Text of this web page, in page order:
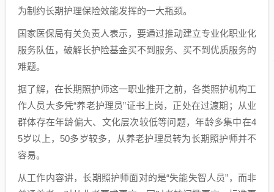
为制约长期护理保险效能发挥的一大瓶颈。
国家医保局有关负责人表示，要通过推动建立专业化职业化
服务队伍，破解长护险基金买不到服务、买不到优质服务的
难题。
据了解，在长期照护师这一职业推开之前，各类照护机构工
作人员大多凭“养老护理员”证书上岗，正处在过渡期；从业
群体存在年龄偏大、文化层次较低等问题，年龄多集中在4
5岁以上，50多岁较多，从养老护理员转为长期照护师并不
容易。
从工作内容讲，长期照护师面对的是“失能失智人员”，而非